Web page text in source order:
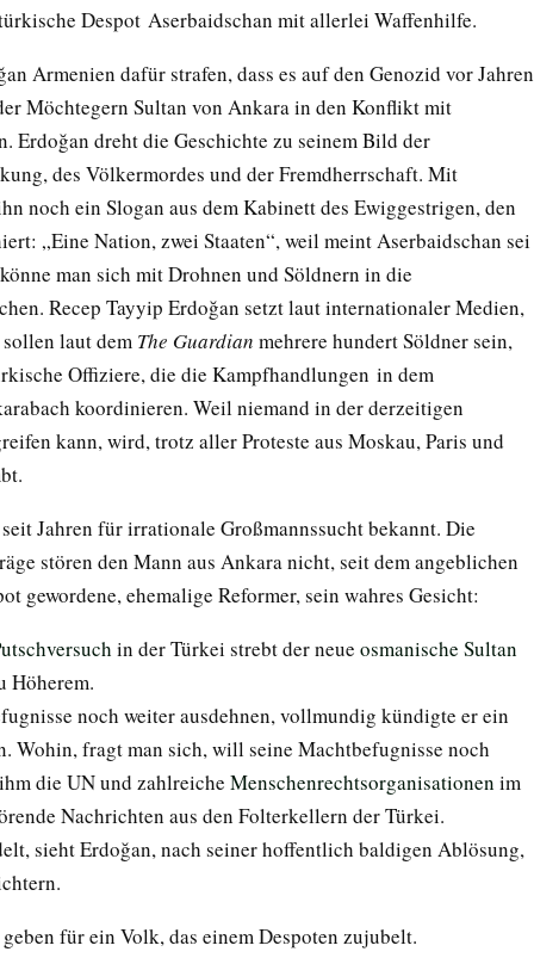
Despot Aserbaidschan mit allerlei Waffenhilfe.
Armenien dafür strafen, dass es auf den Genozid vor Jahren
Möchtegern Sultan von Ankara in den Konflikt mit
Erdoğan dreht die Geschichte zu seinem Bild der
des Völkermordes und der Fremdherrschaft. Mit
noch ein Slogan aus dem Kabinett des Ewiggestrigen, den
„Eine Nation, zwei Staaten“, weil meint Aserbaidschan sei
man sich mit Drohnen und Söldnern in die
Recep Tayyip Erdoğan setzt laut internationaler Medien,
laut dem The Guardian mehrere hundert Söldner sein,
Offiziere, die die Kampfhandlungen in dem
koordinieren. Weil niemand in der derzeitigen
kann, wird, trotz aller Proteste aus Moskau, Paris und
Jahren für irrationale Großmannssucht bekannt. Die
stören den Mann aus Ankara nicht, seit dem angeblichen
gewordene, ehemalige Reformer, sein wahres Gesicht:
in der Türkei strebt der neue osmanische Sultan
Höherem.
noch weiter ausdehnen, vollmundig kündigte er ein
Wohin, fragt man sich, will seine Machtbefugnisse noch
die UN und zahlreiche Menschenrechtsorganisationen im
Nachrichten aus den Folterkellern der Türkei.
sieht Erdoğan, nach seiner hoffentlich baldigen Ablösung,
für ein Volk, das einem Despoten zujubelt.